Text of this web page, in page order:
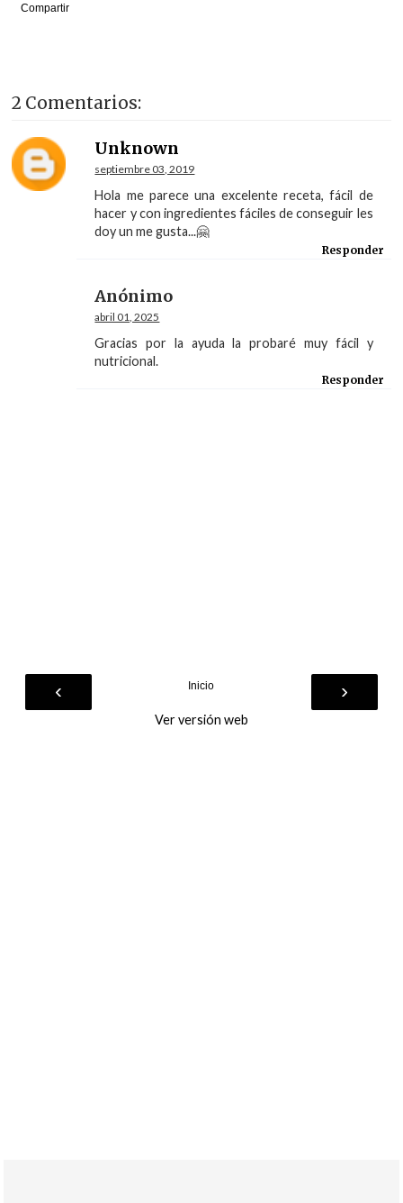
Compartir
2 Comentarios:
Unknown
septiembre 03, 2019
Hola me parece una excelente receta, fácil de
hacer y con ingredientes fáciles de conseguir les
doy un me gusta...🤗
Responder
Anónimo
abril 01, 2025
Gracias por la ayuda la probaré muy fácil y
nutricional.
Responder
‹ ›
Inicio
Ver versión web